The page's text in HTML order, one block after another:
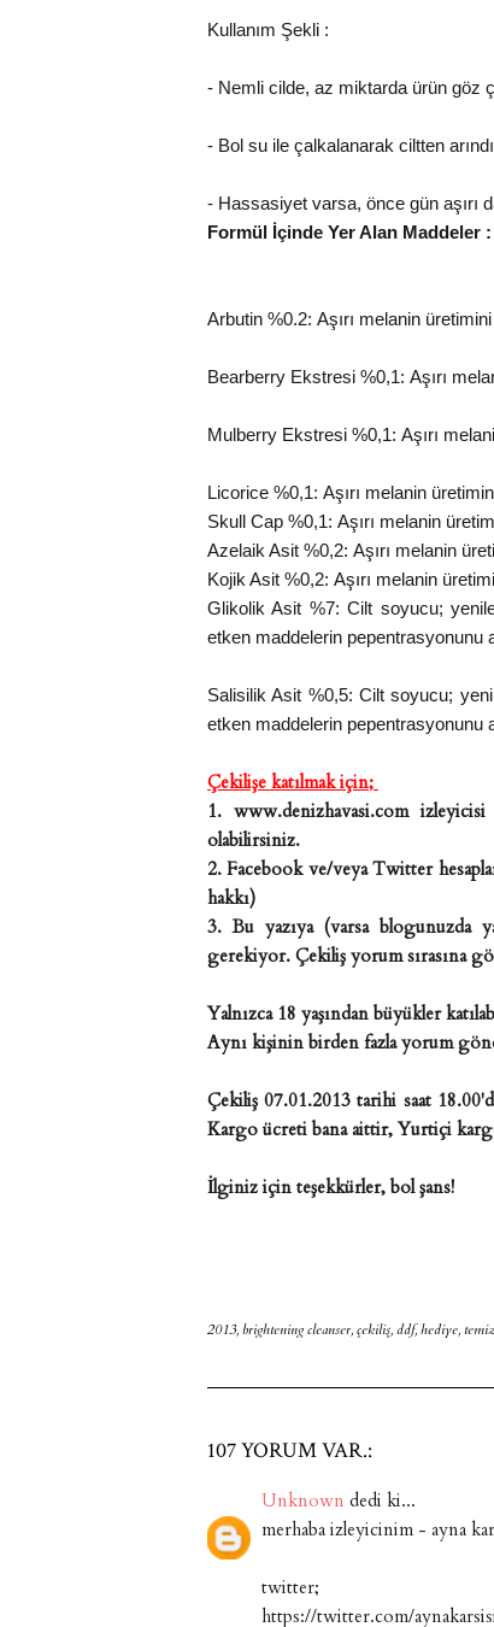
Kullanım Şekli :
- Nemli cilde, az miktarda ürün göz
- Bol su ile çalkalanarak ciltten
- Hassasiyet varsa, önce gün aşırı
Formül İçinde Yer Alan Maddeler :
Arbutin %0.2: Aşırı melanin üretimini
Bearberry Ekstresi %0,1: Aşırı
Mulberry Ekstresi %0,1: Aşırı
Licorice %0,1: Aşırı melanin
Skull Cap %0,1: Aşırı melanin
Azelaik Asit %0,2: Aşırı melanin
Kojik Asit %0,2: Aşırı melanin
Glikolik Asit %7: Cilt soyucu;
etken maddelerin pepentrasyonunu
Salisilik Asit %0,5: Cilt soyucu;
etken maddelerin pepentrasyonunu
Çekilişe katılmak için;
1. www.denizhavasi.com
olabilirsiniz.
2. Facebook ve/veya Twitter
hakkı)
3. Bu yazıya (varsa blogunuzda
gerekiyor. Çekiliş yorum sırasına
Yalnızca 18 yaşından büyükler
Aynı kişinin birden fazla yorum
Çekiliş 07.01.2013 tarihi saat
Kargo ücreti bana aittir, Yurtiçi
İlginiz için teşekkürler, bol şans!
2013,brightening cleanser,çekiliş,ddf,hediye,
107 YORUM VAR.:
Unknown dedi ki...
merhaba izleyicinim - ayna
twitter;
https://twitter.com/